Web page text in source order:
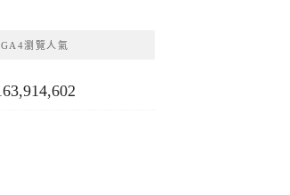
GA4瀏覽人氣